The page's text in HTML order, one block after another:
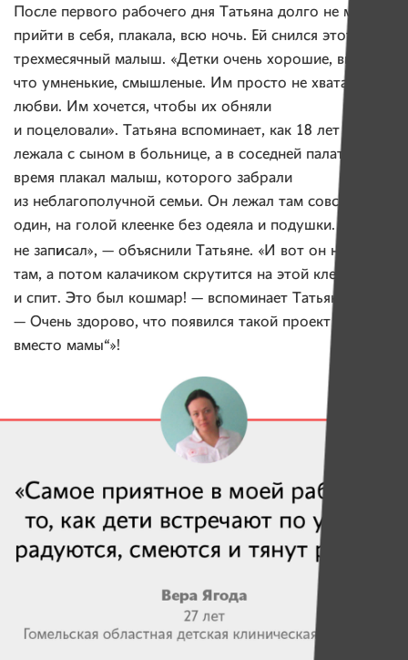
После первого рабочего дня Татьяна долго не могла
прийти в себя, плакала, всю ночь. Ей снился этот
трехмесячный малыш. «Детки очень хорошие, видно,
что умненькие, смышленые. Им просто не хватает
любви. Им хочется, чтобы их обняли
и поцеловали». Татьяна вспоминает, как 18 лет назад
лежала с сыном в больнице, а в соседней палате всё
время плакал малыш, которого забрали
из неблагополучной семьи. Он лежал там совсем
один, на голой клеенке без одеяла и подушки. «Чтобы
не записал», — объяснили Татьяне. «И вот он наорется
там, а потом калачиком скрутится на этой клеенке
и спит. Это был кошмар! — вспоминает Татьяна.
— Очень здорово, что появился такой проект „Няня
вместо мамы“»!